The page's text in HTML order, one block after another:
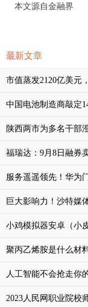
本文源自金融界
最新文章
市值蒸发2120亿美元
中国电池制造商敲定
陕西两市为多名干部
福瑞达：9月8日融券
服务遥遥领先！华为
巨大影响力！沙特媒
小鸡模拟器安卓（小
聚丙乙烯胺是什么材
人工智能不会抢走你
2023人民网职业院校